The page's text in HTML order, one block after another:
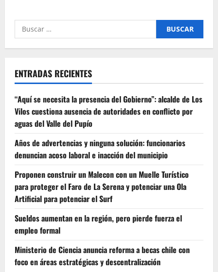
Buscar
por:
ENTRADAS RECIENTES
“Aquí se necesita la presencia del Gobierno”: alcalde de Los
Vilos cuestiona ausencia de autoridades en conflicto por
aguas del Valle del Pupío
Años de advertencias y ninguna solución: funcionarios
denuncian acoso laboral e inacción del municipio
Proponen construir un Malecon con un Muelle Turístico
para proteger el Faro de La Serena y potenciar una Ola
Artificial para potenciar el Surf
Sueldos aumentan en la región, pero pierde fuerza el
empleo formal
Ministerio de Ciencia anuncia reforma a becas chile con
foco en áreas estratégicas y descentralización